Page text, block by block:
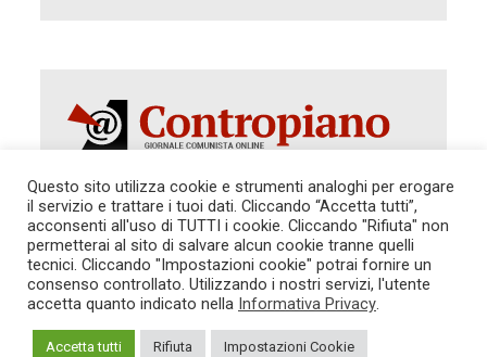
Autorizzazione del Tribunale di Roma 286 del 31
dicembre 2014. Direttore Responsabile: Sergio
Cararo. Indirizzo: V.Casalbruciato 27- sc. B - 00159
Tel. 06.640.122.19 -redazione@contropiano.org
TG CONTROPIANO
LINK CONSIGLIATI
Questo sito utilizza cookie e strumenti analoghi per erogare
il servizio e trattare i tuoi dati. Cliccando “Accetta tutti”,
acconsenti all'uso di TUTTI i cookie. Cliccando "Rifiuta" non
permetterai al sito di salvare alcun cookie tranne quelli
tecnici. Cliccando "Impostazioni cookie" potrai fornire un
consenso controllato. Utilizzando i nostri servizi, l'utente
accetta quanto indicato nella Informativa Privacy.
Accetta tutti Rifiuta Impostazioni Cookie